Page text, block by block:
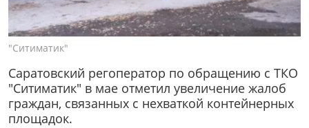
"Ситиматик"
Саратовский регоператор по обращению с ТКО
"Ситиматик" в мае отметил увеличение жалоб
граждан, связанных с нехваткой контейнерных
площадок.